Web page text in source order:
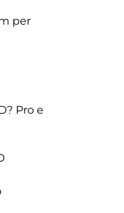
per
Pro e